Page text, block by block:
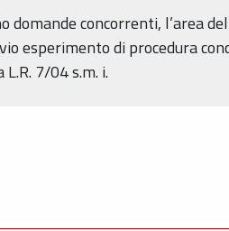
domande concorrenti, l’area
esperimento di procedura
7/04 s.m. i.